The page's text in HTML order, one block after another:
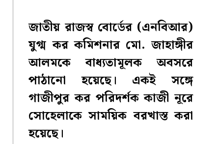
জাতীয় রাজস্ব বোর্ডের (এনবিআর)
যুগ্ম কর কমিশনার মো. জাহাঙ্গীর
আলমকে বাধ্যতামূলক অবসরে
পাঠানো হয়েছে। একই সঙ্গে
গাজীপুর কর পরিদর্শক কাজী নূরে
সোহেলাকে সাময়িক বরখাস্ত করা
হয়েছে।